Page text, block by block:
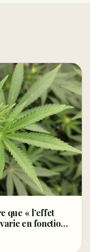
que « l’effet
en fonction